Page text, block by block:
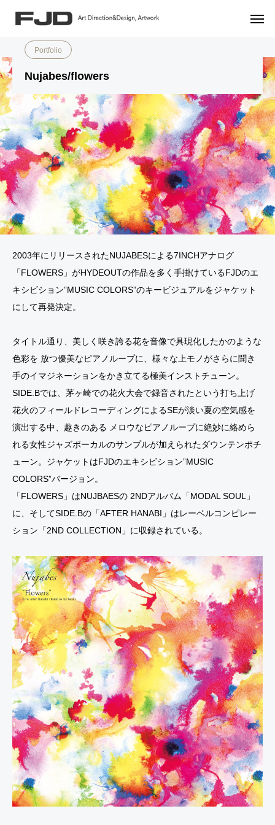
Portfolio Music Nujabes/flowers
Portfolio
Nujabes/flowers
2003年にリリースされたNUJABESによる7INCHアナログ
「FLOWERS」がHYDEOUTの作品を多く手掛けているFJDのエ
キシビション”MUSIC COLORS”のキービジュアルをジャケット
にして再発決定。
タイトル通り、美しく咲き誇る花を音像で具現化したかのような
色彩を 放つ優美なピアノループに、様々な上モノがさらに聞き
手のイマジネーションをかき立てる極美インストチューン。
SIDE.Bでは、茅ヶ崎での花火大会で録音されたという打ち上げ
花火のフィールドレコーディングによるSEが淡い夏の空気感を
演出する中、趣きのある メロウなピアノループに絶妙に絡めら
れる女性ジャズボーカルのサンプルが加えられたダウンテンポチ
ューン。ジャケットはFJDのエキシビション”MUSIC
COLORS”バージョン。
「FLOWERS」はNUJBAESの 2NDアルバム「MODAL SOUL」
に、そしてSIDE.Bの「AFTER HANABI」はレーベルコンピレー
ション「2ND COLLECTION」に収録されている。